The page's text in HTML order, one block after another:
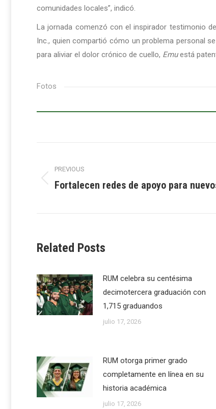
comunidades locales”, indicó.
La jornada comenzó con el inspirador testimonio
Inc., quien compartió cómo un problema personal
para aliviar el dolor crónico de cuello, Emuestá
Fotos
navigation
PREVIOUS
Previous
Fortalecen redes de apoyo para
Related Posts
RUM celebra su centésima
decimotercera graduación con
1,715 graduandos
julio 17, 2026
RUM otorga primer grado
completamente en línea en su
historia académica
julio 17, 2026